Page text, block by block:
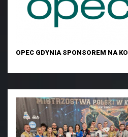
OPEC GDYNIA SPONSOREM NA